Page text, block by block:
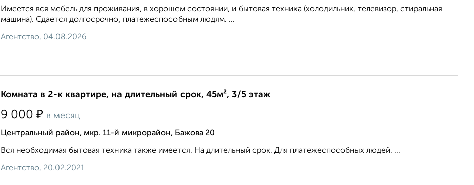
Имеется вся мебель для проживания, в хорошем состоянии, и бытовая техника (холодильник, телевизор, стиральная
машина). Сдается долгосрочно, платежеспособным людям. ...
Агентство, 04.08.2026
Комната в 2-к квартире, на длительный срок, 45м², 3/5 этаж
9 000 ₽ в месяц
Центральный район, мкр. 11-й микрорайон, Бажова 20
Вся необходимая бытовая техника также имеется. На длительный срок. Для платежеспособных людей. ...
Агентство, 20.02.2021